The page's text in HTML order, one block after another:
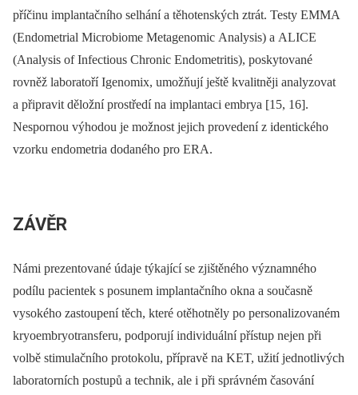
příčinu implantačního selhání a těhotenských ztrát. Testy EMMA
(Endometrial Microbiome Metagenomic Analysis) a ALICE
(Analysis of Infectious Chronic Endometritis), poskytované
rovněž laboratoří Igenomix, umožňují ještě kvalitněji analyzovat
a připravit děložní prostředí na implantaci embrya [15, 16].
Nespornou výhodou je možnost jejich provedení z identického
vzorku endometria dodaného pro ERA.
ZÁVĚR
Námi prezentované údaje týkající se zjištěného významného
podílu pacientek s posunem implantačního okna a současně
vysokého zastoupení těch, které otěhotněly po personalizovaném
kryoembryotransferu, podporují individuální přístup nejen při
volbě stimulačního protokolu, přípravě na KET, užití jednotlivých
laboratorních postupů a technik, ale i při správném časování